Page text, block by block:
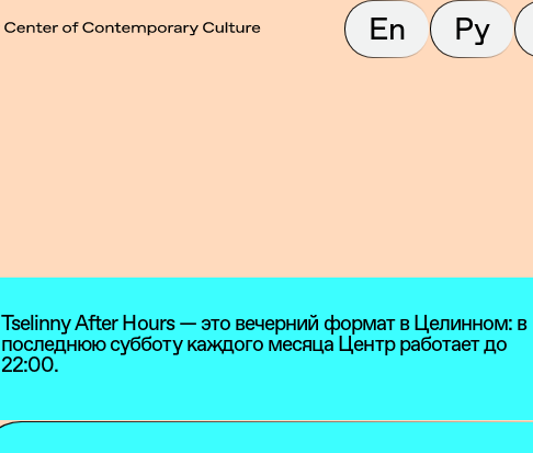
En Ру
Tselinny After Hours — это вечерний формат в Целинном: в
последнюю субботу каждого месяца Центр работает до
22:00.